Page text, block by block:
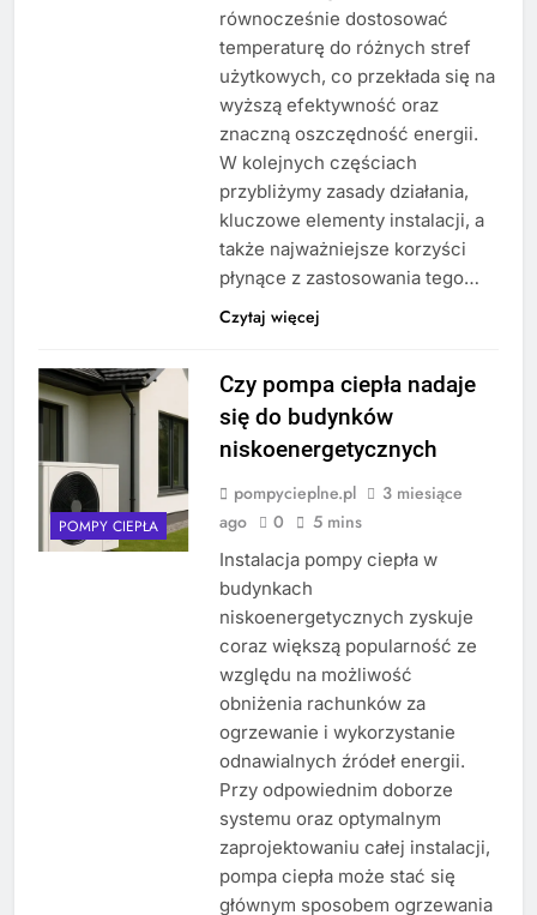
równocześnie dostosować
temperaturę do różnych stref
użytkowych, co przekłada się na
wyższą efektywność oraz
znaczną oszczędność energii.
W kolejnych częściach
przybliżymy zasady działania,
kluczowe elementy instalacji, a
także najważniejsze korzyści
płynące z zastosowania tego…
Czytaj więcej
POMPY CIEPŁA
Czy pompa ciepła nadaje
się do budynków
niskoenergetycznych
pompycieplne.pl
3 miesiące
ago
0 5 mins
Instalacja pompy ciepła w
budynkach
niskoenergetycznych zyskuje
coraz większą popularność ze
względu na możliwość
obniżenia rachunków za
ogrzewanie i wykorzystanie
odnawialnych źródeł energii.
Przy odpowiednim doborze
systemu oraz optymalnym
zaprojektowaniu całej instalacji,
pompa ciepła może stać się
głównym sposobem ogrzewania